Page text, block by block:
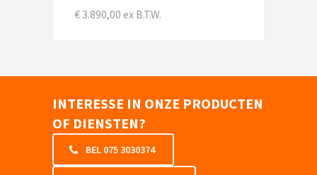
€ 3.890,00 ex B.T.W.
INTERESSE IN ONZE PRODUCTEN
OF DIENSTEN?
BEL 075 3030374